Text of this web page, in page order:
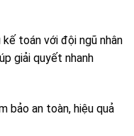
toán với đội ngũ nhân
giải quyết nhanh
bảo an toàn, hiệu quả